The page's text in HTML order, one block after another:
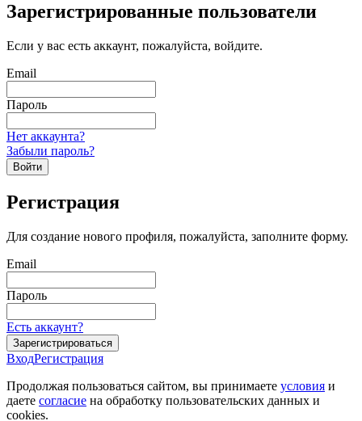
Зарегистрированные пользователи
Если у вас есть аккаунт, пожалуйста, войдите.
Email
Пароль
Нет аккаунта?
Забыли пароль?
Войти
Регистрация
Для создание нового профиля, пожалуйста, заполните форму.
Email
Пароль
Есть аккаунт?
Зарегистрироваться
ВходРегистрация
Продолжая пользоваться сайтом, вы принимаете условия и
даете согласие на обработку пользовательских данных и
cookies.